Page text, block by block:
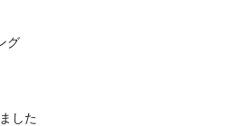
グ
した